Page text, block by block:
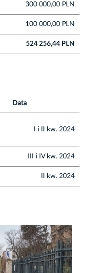
300 000,00 PLN
100 000,00 PLN
524 256,44 PLN
Data
I i II kw. 2024
III i IV kw. 2024
II kw. 2024